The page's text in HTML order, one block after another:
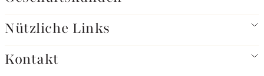
Nützliche Links
Kontakt